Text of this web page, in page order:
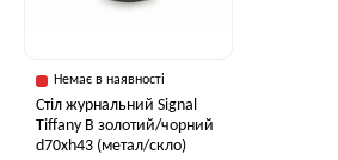
Немає в наявності
Стіл журнальний Signal
Tiffany B золотий/чорний
d70хh43 (метал/скло)